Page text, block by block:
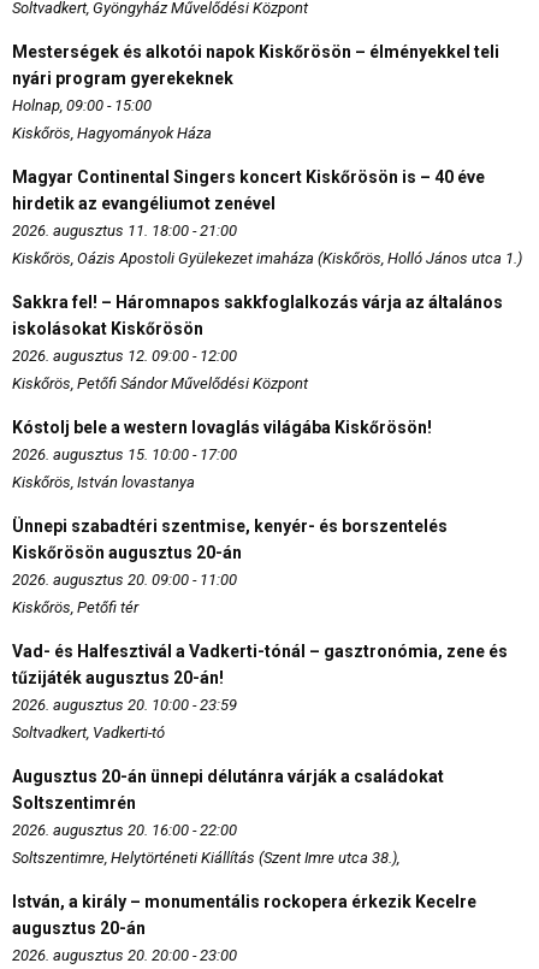
Soltvadkert, Gyöngyház Művelődési Központ
Mesterségek és alkotói napok Kiskőrösön – élményekkel teli
nyári program gyerekeknek
Holnap, 09:00 - 15:00
Kiskőrös, Hagyományok Háza
Magyar Continental Singers koncert Kiskőrösön is – 40 éve
hirdetik az evangéliumot zenével
2026. augusztus 11. 18:00 - 21:00
Kiskőrös, Oázis Apostoli Gyülekezet imaháza (Kiskőrös, Holló János utca 1.)
Sakkra fel! – Háromnapos sakkfoglalkozás várja az általános
iskolásokat Kiskőrösön
2026. augusztus 12. 09:00 - 12:00
Kiskőrös, Petőfi Sándor Művelődési Központ
Kóstolj bele a western lovaglás világába Kiskőrösön!
2026. augusztus 15. 10:00 - 17:00
Kiskőrös, István lovastanya
Ünnepi szabadtéri szentmise, kenyér- és borszentelés
Kiskőrösön augusztus 20-án
2026. augusztus 20. 09:00 - 11:00
Kiskőrös, Petőfi tér
Vad- és Halfesztivál a Vadkerti-tónál – gasztronómia, zene és
tűzijáték augusztus 20-án!
2026. augusztus 20. 10:00 - 23:59
Soltvadkert, Vadkerti-tó
Augusztus 20-án ünnepi délutánra várják a családokat
Soltszentimrén
2026. augusztus 20. 16:00 - 22:00
Soltszentimre, Helytörténeti Kiállítás (Szent Imre utca 38.),
István, a király – monumentális rockopera érkezik Kecelre
augusztus 20-án
2026. augusztus 20. 20:00 - 23:00